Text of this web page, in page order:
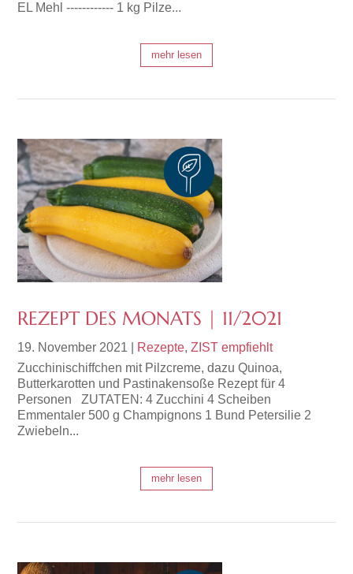
EL Mehl ------------ 1 kg Pilze...
mehr lesen
REZEPT DES MONATS | 11/2021
19. November 2021 Rezepte,ZIST empfiehlt
Zucchinischiffchen mit Pilzcreme, dazu Quinoa,
Butterkarotten und Pastinakensoße Rezept für 4
Personen ZUTATEN: 4 Zucchini 4 Scheiben
Emmentaler 500 g Champignons 1 Bund Petersilie 2
Zwiebeln...
mehr lesen